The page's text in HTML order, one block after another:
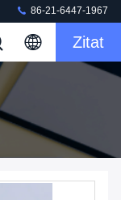
86-21-6447-1967
Zitat